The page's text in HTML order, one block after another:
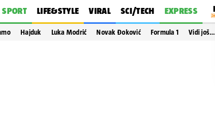
SPORT LIFE&STYLE VIRAL SCI/TECH EXPRESS
Hajduk Luka Modrić Novak Đoković Formula 1 Vidi još…